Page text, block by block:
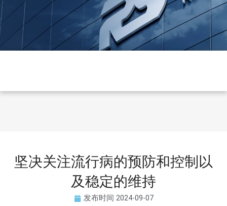
坚决关注流行病的预防和控制以
及稳定的维持
发布时间 2024-09-07